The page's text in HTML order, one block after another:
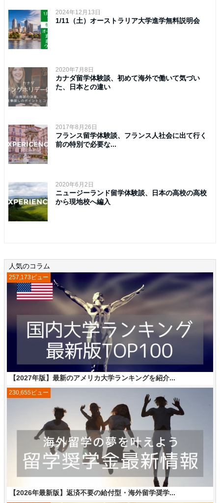
2024年12月13日
1/11（土）オーストラリア大学進学無料説明会
2020年7月8日
カナダ留学体験談、初めて海外で働いて気づい
た、日本との違い
2017年8月26日
フランス留学体験談、フランス人社会に出て行く
前の特別で必要な...
2020年6月2日
ニュージーランド留学体験談、日本の高校の高校
から現地校へ編入
人気のコラム
【2027年版】最新のアメリカ大学ランキングを紹介...
257,173ビュー
【2026年最新版】返済不要の給付型・海外留学奨学...
230,655ビュー